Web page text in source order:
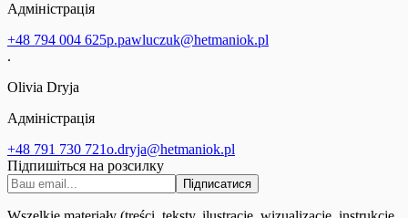
Адміністрація
+48 794 004 625p.pawluczuk@hetmaniok.pl
.
Olivia Dryja
Адміністрація
+48 791 730 721o.dryja@hetmaniok.pl
Підпишіться на розсилку
Підписатися